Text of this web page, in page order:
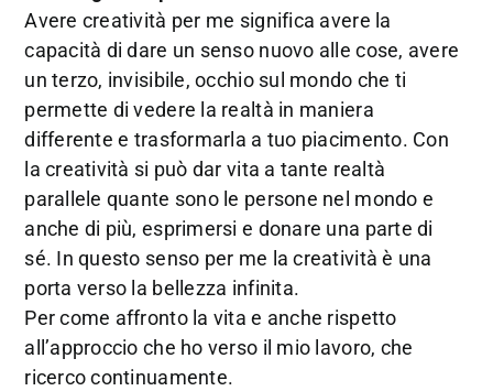
Avere creatività per me significa avere la
capacità di dare un senso nuovo alle cose, avere
un terzo, invisibile, occhio sul mondo che ti
permette di vedere la realtà in maniera
differente e trasformarla a tuo piacimento. Con
la creatività si può dar vita a tante realtà
parallele quante sono le persone nel mondo e
anche di più, esprimersi e donare una parte di
sé. In questo senso per me la creatività è una
porta verso la bellezza infinita.
Per come affronto la vita e anche rispetto
all’approccio che ho verso il mio lavoro, che
ricerco continuamente.